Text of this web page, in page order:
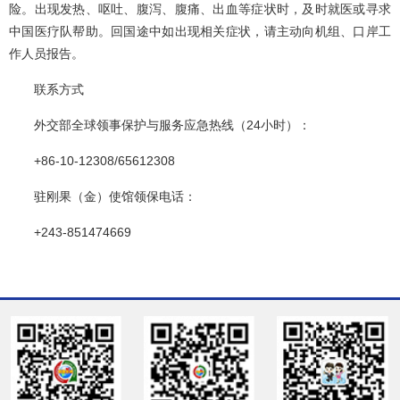
险。出现发热、呕吐、腹泻、腹痛、出血等症状时，及时就医或寻求
中国医疗队帮助。回国途中如出现相关症状，请主动向机组、口岸工
作人员报告。
联系方式
外交部全球领事保护与服务应急热线（24小时）：
+86-10-12308/65612308
驻刚果（金）使馆领保电话：
+243-851474669